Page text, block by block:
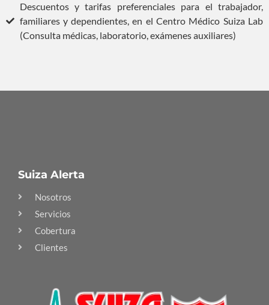
Descuentos y tarifas preferenciales para el trabajador,
familiares y dependientes, en el Centro Médico Suiza Lab
(Consulta médicas, laboratorio, exámenes auxiliares)
Suiza Alerta
Nosotros
Servicios
Cobertura
Clientes